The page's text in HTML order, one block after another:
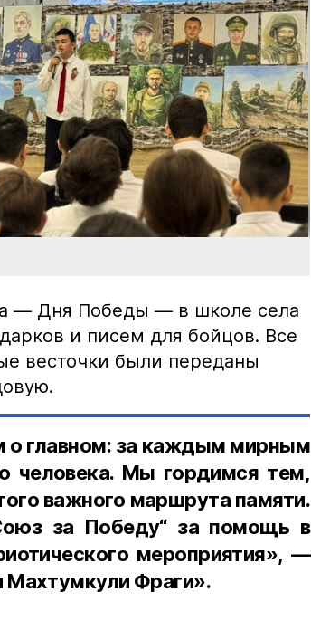
— Дня Победы — в школе села
и писем для бойцов. Все
весточки были переданы
о главном: за каждым мирным
человека. Мы гордимся тем,
важного маршрута памяти.
за Победу“ за помощь в
мероприятия», —
Фраги».